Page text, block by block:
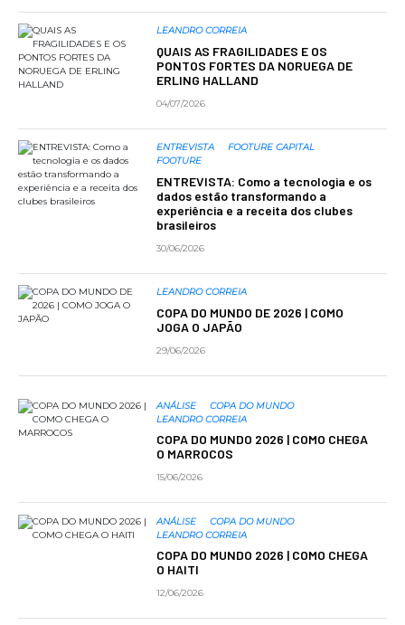
LEANDRO CORREIA
QUAIS AS FRAGILIDADES E OS
PONTOS FORTES DA NORUEGA DE
ERLING HALLAND
04/07/2026
ENTREVISTA
FOOTURE CAPITAL
FOOTURE
ENTREVISTA: Como a tecnologia e os
dados estão transformando a
experiência e a receita dos clubes
brasileiros
30/06/2026
LEANDRO CORREIA
COPA DO MUNDO DE 2026 | COMO
JOGA O JAPÃO
29/06/2026
ANÁLISE
COPA DO MUNDO
LEANDRO CORREIA
COPA DO MUNDO 2026 | COMO CHEGA
O MARROCOS
15/06/2026
ANÁLISE
COPA DO MUNDO
LEANDRO CORREIA
COPA DO MUNDO 2026 | COMO CHEGA
O HAITI
12/06/2026